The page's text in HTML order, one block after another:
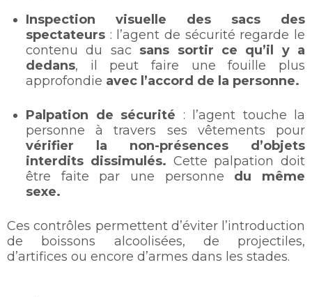
Inspection visuelle des sacs des
spectateurs : l’agent de sécurité regarde le
contenu du sac sans sortir ce qu’il y a
dedans, il peut faire une fouille plus
approfondie avec l’accord de la personne.
Palpation de sécurité : l’agent touche la
personne à travers ses vêtements pour
vérifier la non-présences d’objets
interdits dissimulés. Cette palpation doit
être faite par une personne du même
sexe.
Ces contrôles permettent d’éviter l’introduction
de boissons alcoolisées, de projectiles,
d’artifices ou encore d’armes dans les stades.